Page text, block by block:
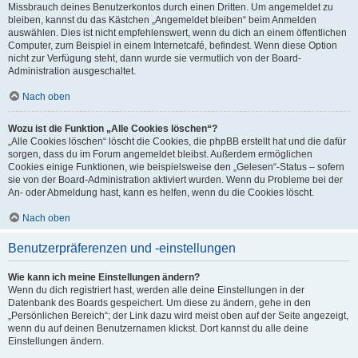
Missbrauch deines Benutzerkontos durch einen Dritten. Um angemeldet zu
bleiben, kannst du das Kästchen „Angemeldet bleiben“ beim Anmelden
auswählen. Dies ist nicht empfehlenswert, wenn du dich an einem öffentlichen
Computer, zum Beispiel in einem Internetcafé, befindest. Wenn diese Option
nicht zur Verfügung steht, dann wurde sie vermutlich von der Board-
Administration ausgeschaltet.
Nach oben
Wozu ist die Funktion „Alle Cookies löschen“?
„Alle Cookies löschen“ löscht die Cookies, die phpBB erstellt hat und die dafür
sorgen, dass du im Forum angemeldet bleibst. Außerdem ermöglichen
Cookies einige Funktionen, wie beispielsweise den „Gelesen“-Status – sofern
sie von der Board-Administration aktiviert wurden. Wenn du Probleme bei der
An- oder Abmeldung hast, kann es helfen, wenn du die Cookies löscht.
Nach oben
Benutzerpräferenzen und -einstellungen
Wie kann ich meine Einstellungen ändern?
Wenn du dich registriert hast, werden alle deine Einstellungen in der
Datenbank des Boards gespeichert. Um diese zu ändern, gehe in den
„Persönlichen Bereich“; der Link dazu wird meist oben auf der Seite angezeigt,
wenn du auf deinen Benutzernamen klickst. Dort kannst du alle deine
Einstellungen ändern.